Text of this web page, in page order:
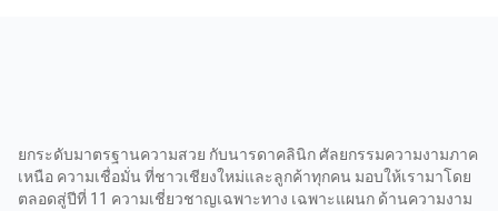
ยกระดับมาตรฐานความสวย กับนารดาคลินิก ศัลยกรรมความงามภาค
เหนือ ความเชื่อมั่น ที่ชาวเชียงใหม่และลูกค้าทุกคน มอบให้เรามาโดย
ตลอดสู่ปีที่ 11 ความเชี่ยวชาญเฉพาะทาง เฉพาะแผนก ด้านความงาม